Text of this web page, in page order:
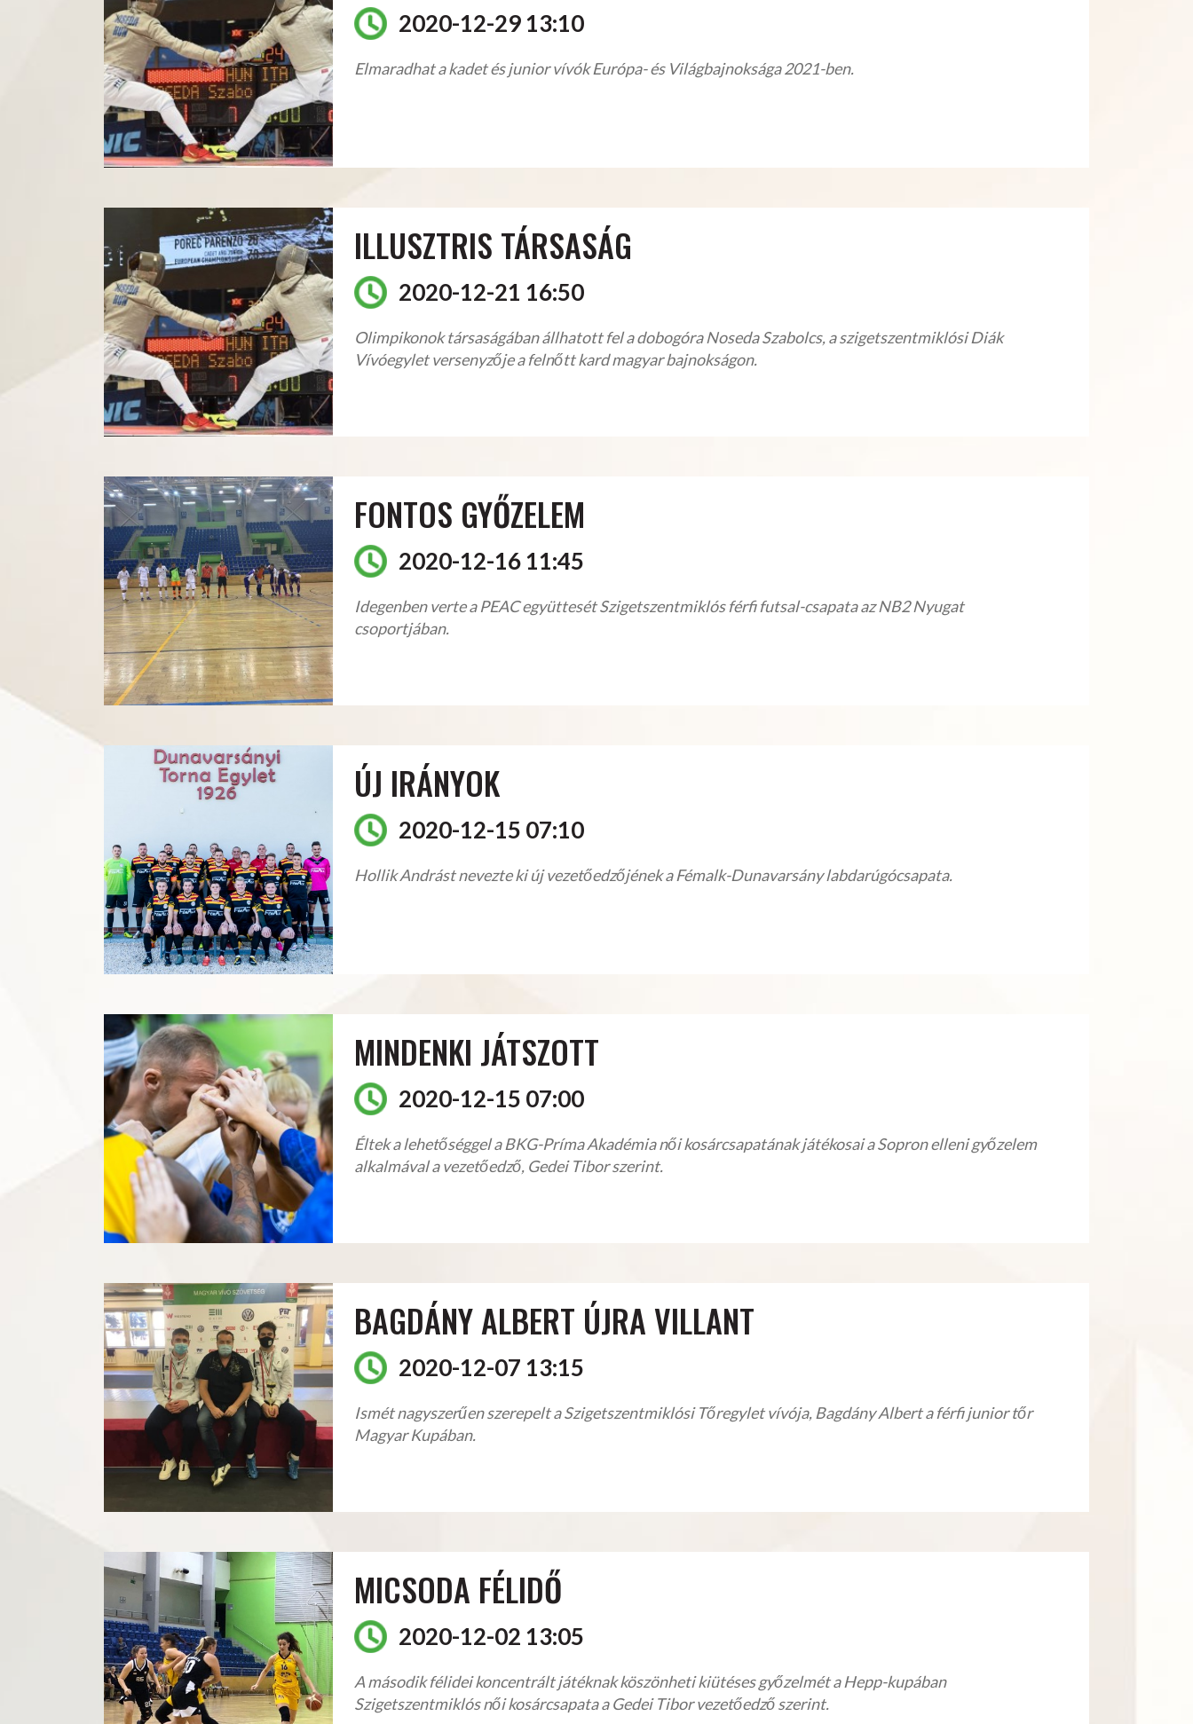
2020-12-29 13:10
Elmaradhat a kadet és junior vívók Európa- és Világbajnoksága 2021-ben.
ILLUSZTRIS TÁRSASÁG
2020-12-21 16:50
Olimpikonok társaságában állhatott fel a dobogóra Noseda Szabolcs, a szigetszentmiklósi Diák
Vívóegylet versenyzője a felnőtt kard magyar bajnokságon.
FONTOS GYŐZELEM
2020-12-16 11:45
Idegenben verte a PEAC együttesét Szigetszentmiklós férfi futsal-csapata az NB2 Nyugat
csoportjában.
ÚJ IRÁNYOK
2020-12-15 07:10
Hollik Andrást nevezte ki új vezetőedzőjének a Fémalk-Dunavarsány labdarúgócsapata.
MINDENKI JÁTSZOTT
2020-12-15 07:00
Éltek a lehetőséggel a BKG-Príma Akadémia női kosárcsapatának játékosai a Sopron elleni győzelem
alkalmával a vezetőedző, Gedei Tibor szerint.
BAGDÁNY ALBERT ÚJRA VILLANT
2020-12-07 13:15
Ismét nagyszerűen szerepelt a Szigetszentmiklósi Tőregylet vívója, Bagdány Albert a férfi junior tőr
Magyar Kupában.
MICSODA FÉLIDŐ
2020-12-02 13:05
A második félidei koncentrált játéknak köszönheti kiütéses győzelmét a Hepp-kupában
Szigetszentmiklós női kosárcsapata a Gedei Tibor vezetőedző szerint.